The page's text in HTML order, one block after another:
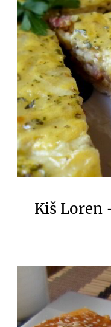
Kiš Loren